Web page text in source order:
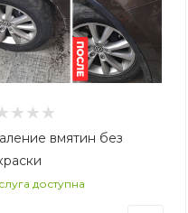
вмятин без
доступна